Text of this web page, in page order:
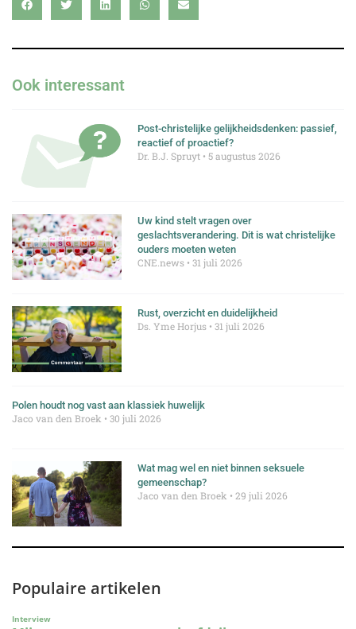
Ook interessant
Post-christelijke gelijkheidsdenken: passief,
reactief of proactief?
Dr. B.J. Spruyt 5 augustus 2026
Uw kind stelt vragen over
geslachtsverandering. Dit is wat christelijke
ouders moeten weten
CNE.news 31 juli 2026
Rust, overzicht en duidelijkheid
Ds. Yme Horjus 31 juli 2026
Polen houdt nog vast aan klassiek huwelijk
Jaco van den Broek 30 juli 2026
Wat mag wel en niet binnen seksuele
gemeenschap?
Jaco van den Broek 29 juli 2026
Populaire artikelen